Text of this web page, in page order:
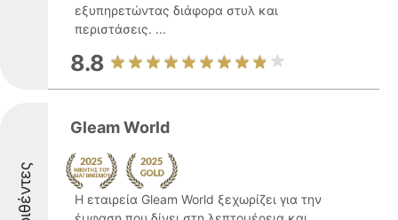
εξυπηρετώντας διάφορα στυλ και
περιστάσεις. ...
8.8
Gleam World
Η εταιρεία Gleam World ξεχωρίζει για την